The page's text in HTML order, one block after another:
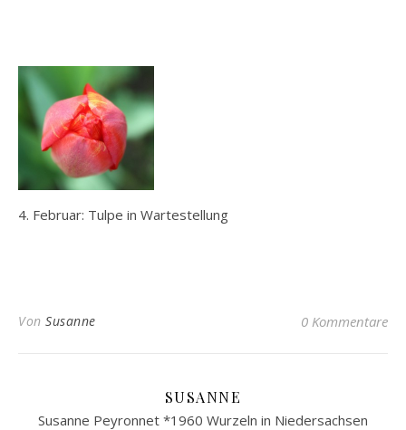
4. Februar: Tulpe in Wartestellung
Von Susanne 0 Kommentare
SUSANNE
Susanne Peyronnet *1960 Wurzeln in Niedersachsen